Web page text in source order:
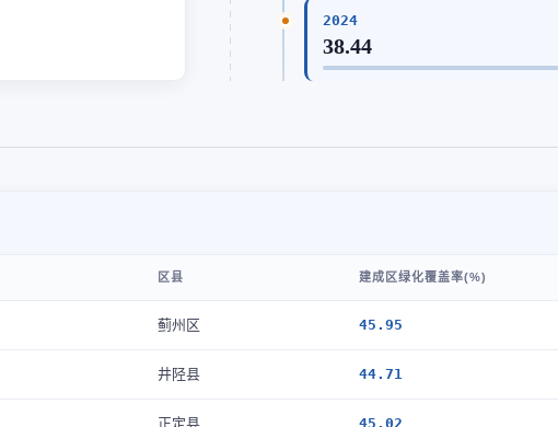
2024
38.44
区县 建成区绿化覆盖率(%)
蓟州区 45.95
井陉县 44.71
正定县 45.02